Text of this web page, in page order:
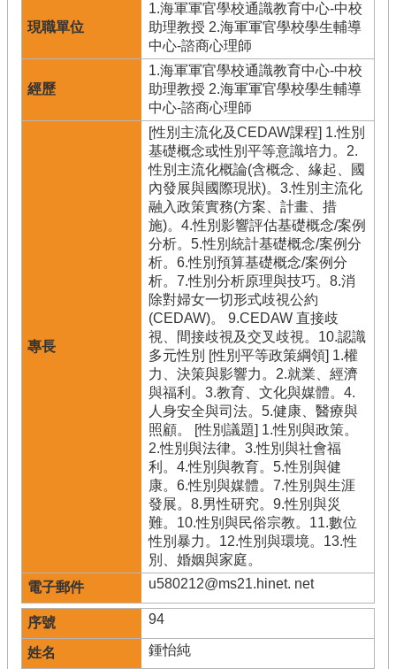
1.海軍軍官學校通識教育中心-中校
助理教授 2.海軍軍官學校學生輔導
中心-諮商心理師
1.海軍軍官學校通識教育中心-中校
助理教授 2.海軍軍官學校學生輔導
中心-諮商心理師
[性別主流化及CEDAW課程] 1.性別
基礎概念或性別平等意識培力。2.
性別主流化概論(含概念、緣起、國
內發展與國際現狀)。3.性別主流化
融入政策實務(方案、計畫、措
施)。4.性別影響評估基礎概念/案例
分析。5.性別統計基礎概念/案例分
析。6.性別預算基礎概念/案例分
析。7.性別分析原理與技巧。8.消
除對婦女一切形式歧視公約
(CEDAW)。 9.CEDAW 直接歧
視、間接歧視及交叉歧視。10.認識
多元性別 [性別平等政策綱領] 1.權
力、決策與影響力。2.就業、經濟
與福利。3.教育、文化與媒體。4.
人身安全與司法。5.健康、醫療與
照顧。 [性別議題] 1.性別與政策。
2.性別與法律。3.性別與社會福
利。4.性別與教育。5.性別與健
康。6.性別與媒體。7.性別與生涯
發展。8.男性研究。9.性別與災
難。10.性別與民俗宗教。11.數位
性別暴力。12.性別與環境。13.性
別、婚姻與家庭。
u580212@ms21.hinet. net
94
鍾怡純